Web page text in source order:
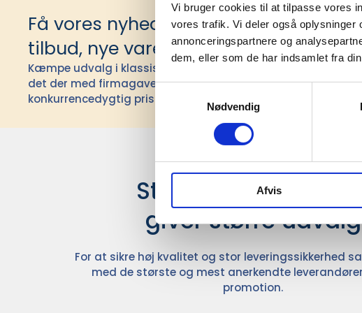
Vi bruger cookies til at tilpasse vores
vores trafik. Vi deler også oplysninger
annonceringspartnere og
dem, eller som de har indsamlet fra
Samtykkevalg
Nødvendig
Afvis
Få vores nyhedsbrev med
tilbud, nye varer og andet godt
Kæmpe udvalg i klassiske og nyskabende gaveidéer til din
det der med firmagaver, og har ydet god personlig service
konkurrencedygtig pris siden 1991.
Stærke leverandører
giver større udvalg
For at sikre høj kvalitet og stor leveringssikkerhed
med de største og mest anerkendte
promotion.